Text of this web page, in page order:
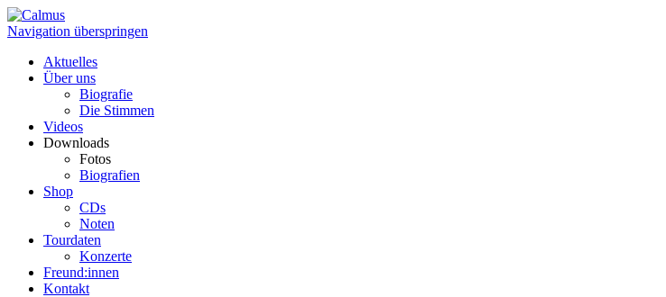
Navigation überspringen
Aktuelles
Über uns
Biografie
Die Stimmen
Videos
Downloads
Fotos
Biografien
Shop
CDs
Noten
Tourdaten
Konzerte
Freund:innen
Kontakt